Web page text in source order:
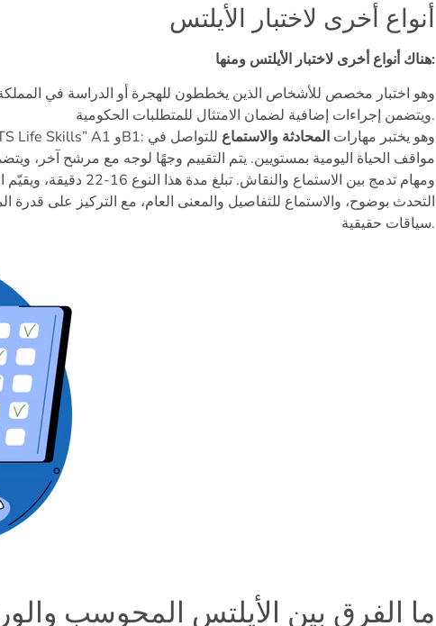
أنواع أخرى لاختبار الأيلتس
هناك أنواع أخرى لاختبار الأيلتس ومنها:
ويتضمن إجراءات إضافية لضمان الامتثال للمتطلبات الحكومية.
“IELTS Life Skills” A1 وB1: وهو يختبر مهارات المحادثة والاستماع للتواصل في
مواقف الحياة اليومية بمستويين. يتم التقييم وجهًا لوجه مع مرشح آخر،
ومهام تدمج بين الاستماع
التحدث بوضوح، والاستماع للتفاصيل والمعنى العام، مع التركيز على
سياقات حقيقية.
ما الفرق بين الأيلتس المحوسب